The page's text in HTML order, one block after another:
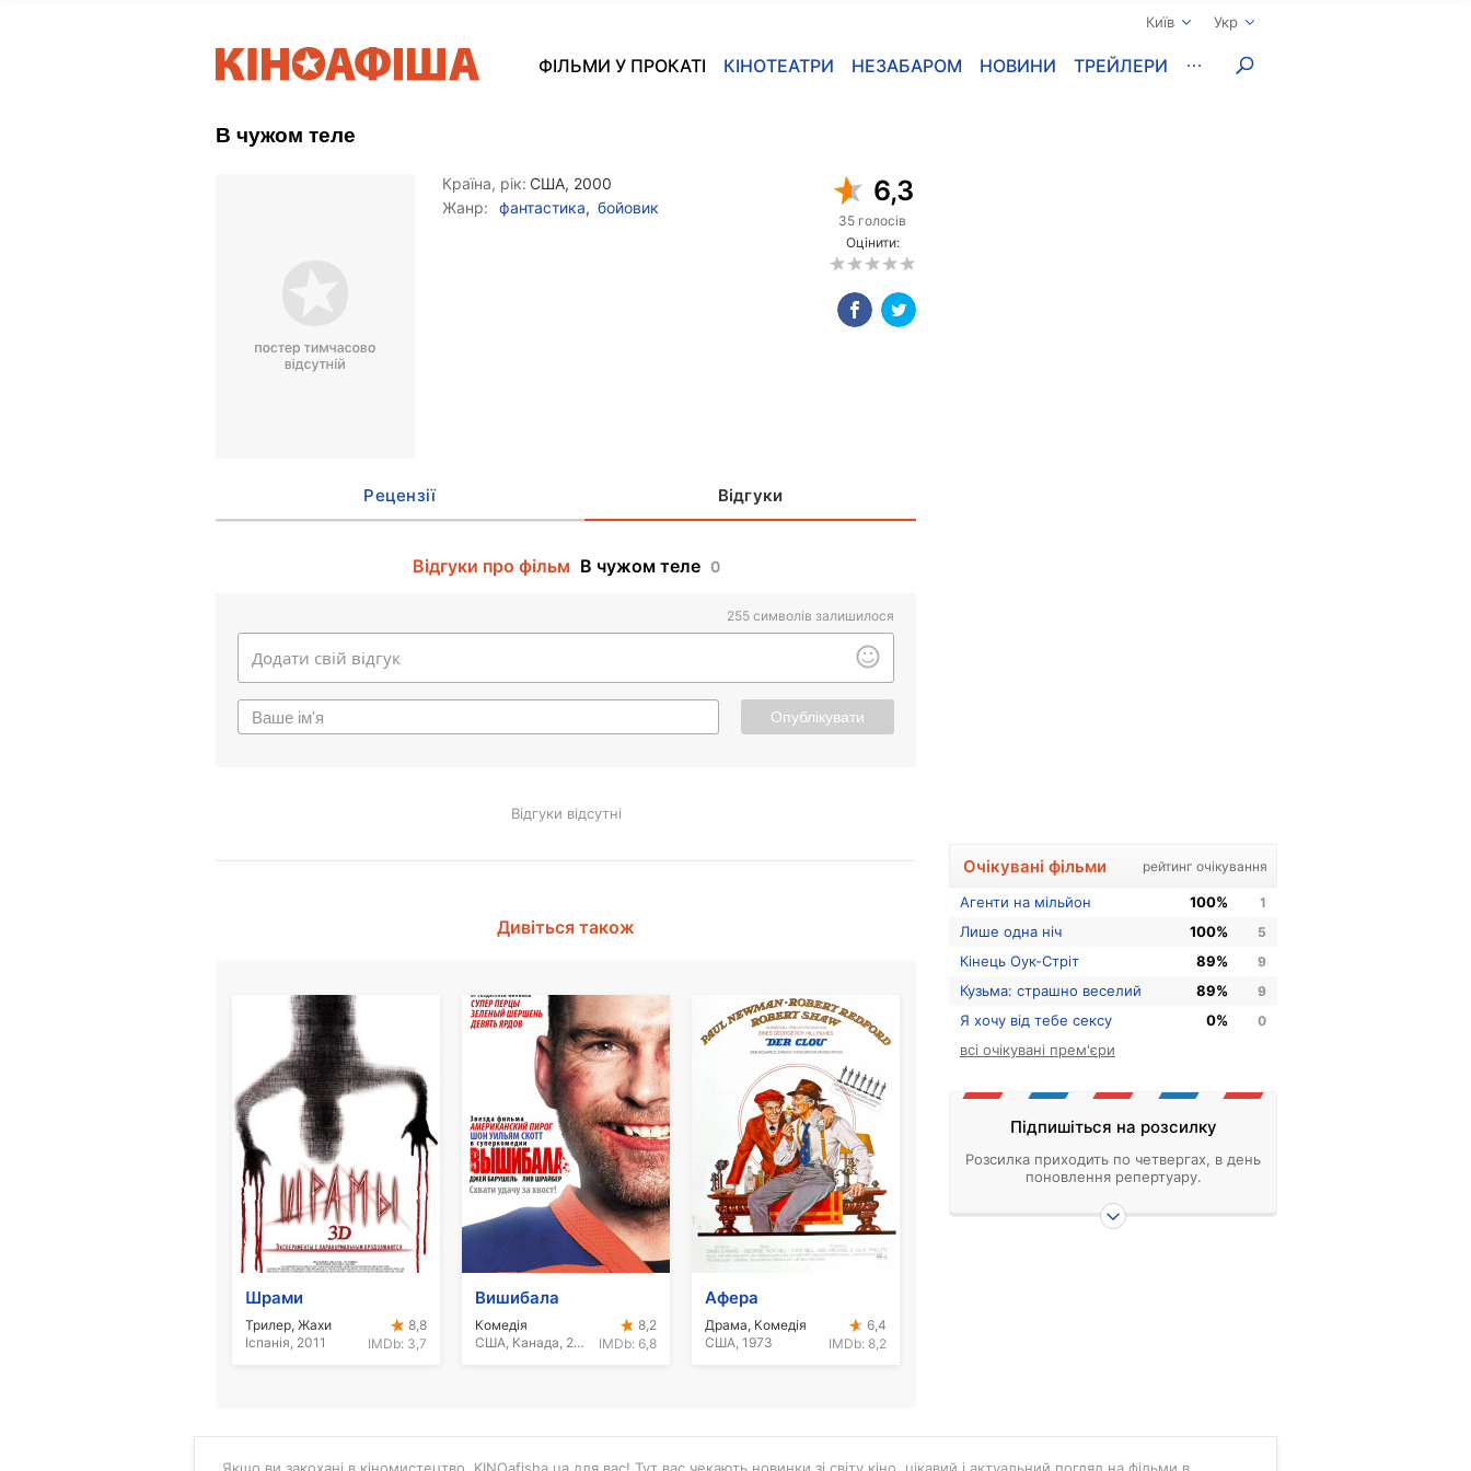
Київ Укр
ФІЛЬМИ У ПРОКАТІ КІНОТЕАТРИ НЕЗАБАРОМ НОВИНИ ТРЕЙЛЕРИ
В чужом теле
Країна, рік: США, 2000
Жанр:
фантастика, бойовик
6,3
35 голосів
Оцінити:
Рецензії Відгуки
Відгуки про фільм В чужом теле 0
255 символів залишилося
Опублікувати
Відгуки відсутні
Дивіться також
Шрами
Трилер, Жахи
Іспанія, 2011
8,8
IMDb: 3,7
Вишибала
Комедія
США, Канада, 2011
8,2
IMDb: 6,8
Афера
Драма, Комедія
США, 1973
6,4
IMDb: 8,2
Очікувані фільми рейтинг очікування
Агенти на мільйон 100% 1
Лише одна ніч 100% 5
Кінець Оук-Стріт 89% 9
Кузьма: страшно веселий 89% 9
Я хочу від тебе сексу 0% 0
всі очікувані прем'єри
Підпишіться на розсилку
Розсилка приходить по четвергах, в день
поновлення репертуару.